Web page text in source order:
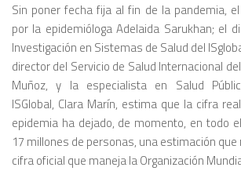
Sin poner fecha fija al fin de la pandemia,
por la epidemióloga Adelaida Sarukhan; el
Investigación en Sistemas de Salud del
director del Servicio de Salud Internacional
Muñoz, y la especialista en Salud
ISGlobal, Clara Marín, estima que la cifra
epidemia ha dejado, de momento, en todo
17 millones de personas, una estimación
cifra oficial que maneja la Organización